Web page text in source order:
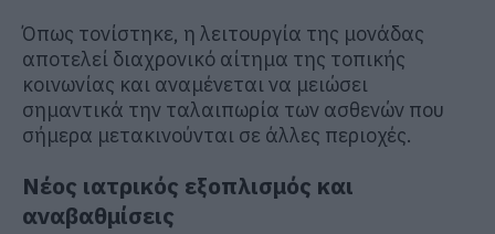
Όπως τονίστηκε, η λειτουργία της μονάδας
αποτελεί διαχρονικό αίτημα της τοπικής
κοινωνίας και αναμένεται να μειώσει
σημαντικά την ταλαιπωρία των ασθενών που
σήμερα μετακινούνται σε άλλες περιοχές.
Νέος ιατρικός εξοπλισμός και
αναβαθμίσεις